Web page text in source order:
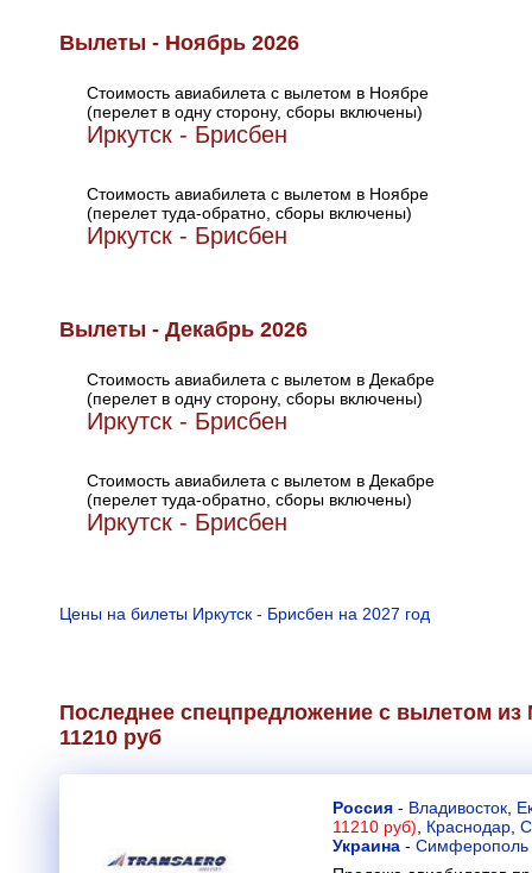
Вылеты - Ноябрь 2026
Стоимость авиабилета с вылетом в Ноябре
(перелет в одну сторону, сборы включены)
Иркутск - Брисбен
Стоимость авиабилета с вылетом в Ноябре
(перелет туда-обратно, сборы включены)
Иркутск - Брисбен
Вылеты - Декабрь 2026
Стоимость авиабилета с вылетом в Декабре
(перелет в одну сторону, сборы включены)
Иркутск - Брисбен
Стоимость авиабилета с вылетом в Декабре
(перелет туда-обратно, сборы включены)
Иркутск - Брисбен
Цены на билеты Иркутск - Брисбен на 2027 год
Последнее спецпредложение с вылетом из
11210 руб
Россия - Владивосток
11210 руб)
Краснодар
Украина - Симферополь